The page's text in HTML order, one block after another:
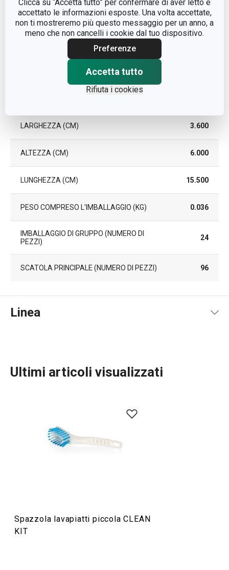
Clicca su “Accetta tutto” per confermare di aver letto e
accettato le informazioni esposte. Una volta accettate,
non ti mostreremo più questo messaggio per un anno, a
meno che non cancelli i cookie dal tuo dispositivo.
Preferenze
Accetta tutto
Rifiuta i cookies
EAN 8595028448375
DURATA DELLA GARANZIA (IN
LARGHEZZA (CM) 3.600
ALTEZZA (CM) 6.000
LUNGHEZZA (CM) 15.500
PESO COMPRESO L'IMBALLAGGIO (KG) 0.036
IMBALLAGGIO DI GRUPPO (NUMERO DI
PEZZI)
24
SCATOLA PRINCIPALE (NUMERO DI PEZZI) 96
Linea
Organizzazione e pulizia
Ultimi articoli visualizzati
Spazzola lavapiatti piccola CLEAN
KIT